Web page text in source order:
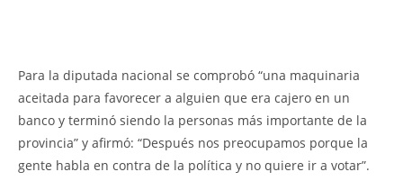
Para la diputada nacional se comprobó “una maquinaria
aceitada para favorecer a alguien que era cajero en un
banco y terminó siendo la personas más importante de la
provincia” y afirmó: “Después nos preocupamos porque la
gente habla en contra de la política y no quiere ir a votar”.